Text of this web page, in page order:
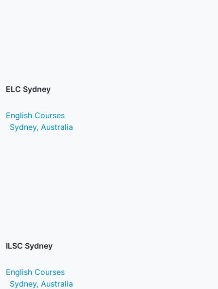
ELC Sydney
English Courses
Sydney, Australia
ILSC Sydney
English Courses
Sydney, Australia